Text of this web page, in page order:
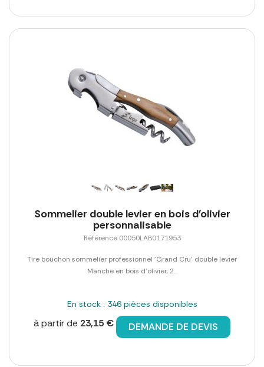
Sommelier double levier en bois d'olivier
personnalisable
Référence 00050LAB0171953
Tire bouchon sommelier professionnel 'Grand Cru' double levier
Manche en bois d'olivier, 2...
En stock : 346 pièces disponibles
à partir de 23,15 € DEMANDE DE DEVIS